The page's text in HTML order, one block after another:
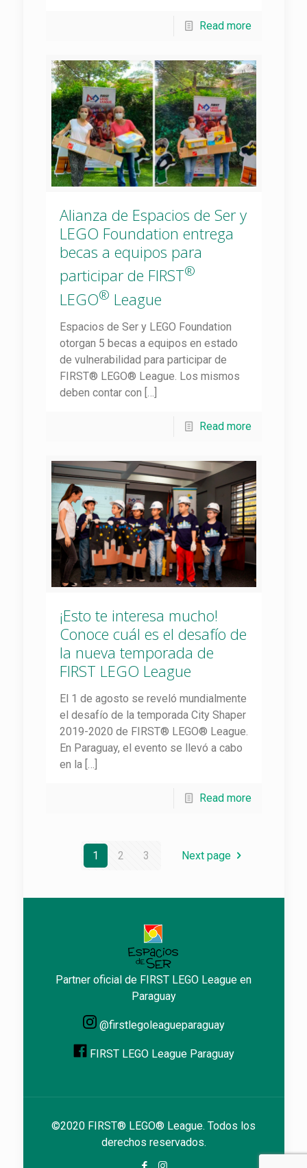
Read more
Alianza de Espacios de Ser y
LEGO Foundation entrega
becas a equipos para
participar de FIRST®
LEGO® League
Espacios de Ser y LEGO Foundation
otorgan 5 becas a equipos en estado
de vulnerabilidad para participar de
FIRST® LEGO® League. Los mismos
deben contar con […]
Read more
¡Esto te interesa mucho!
Conoce cuál es el desafío de
la nueva temporada de
FIRST LEGO League
El 1 de agosto se reveló mundialmente
el desafío de la temporada City Shaper
2019-2020 de FIRST® LEGO® League.
En Paraguay, el evento se llevó a cabo
en la[…]
Read more
1 2 3 Next page
Partner oficial de FIRST LEGO League en
Paraguay
@firstlegoleagueparaguay
FIRST LEGO League Paraguay
©2020 FIRST® LEGO® League. Todos los
derechos reservados.